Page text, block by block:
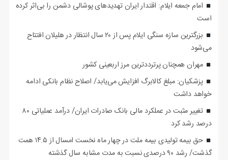
امام جمعه ایلام: اقتدار ایران تهدیدهای پوشالی دشمن را بی‌اثر کرده
است
بزرگترین سازه سنگی ایلام پس از ۲۰ سال انتظار در هلیلان افتتاح
می‌شود
مهران همچنان پرترددترین مرز اربعینی کشور
پزشکیان: مبلغ کالابرگ افزایش می‌یابد/ اصلاح نظام بانکی ادامه
خواهد داشت
تغییر مثبت در عملکرد مالی بانک صادرات ایران/ درآمد عملیاتی ۸۰
درصد رشد کرد
حق بیمه تولیدی بیمه ملت در چهار ماه نخست امسال از ۱۴.۵ همت
گذشت/ رشد ۹۰ درصدی نسبت به مدت مشابه سال گذشته